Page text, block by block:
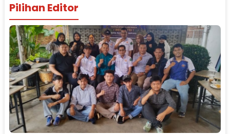
Pilihan Editor